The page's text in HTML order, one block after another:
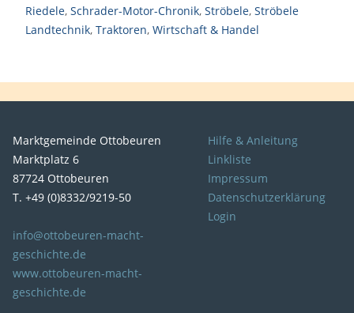
Riedele, Schrader-Motor-Chronik, Ströbele, Ströbele
Landtechnik, Traktoren, Wirtschaft & Handel
Marktgemeinde Ottobeuren
Marktplatz 6
87724 Ottobeuren
T. +49 (0)8332/9219-50
info@ottobeuren-macht-
geschichte.de
www.ottobeuren-macht-
geschichte.de
Hilfe & Anleitung
Linkliste
Impressum
Datenschutzerklärung
Login